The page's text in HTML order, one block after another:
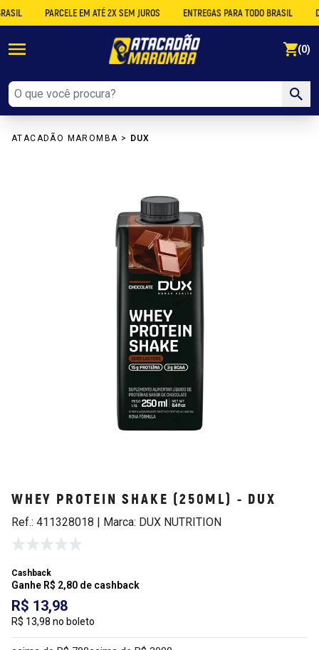
PARCELE EM ATÉ 2X SEM JUROS ENTREGAS PARA TODO BRASIL
(0)
ATACADÃO MAROMBA > DUX
WHEY PROTEIN SHAKE (250ML) - DUX
Ref.: 411328018 | Marca: DUX NUTRITION
Cashback
Ganhe R$ 2,80 de cashback
R$ 13,98
R$ 13,98 no boleto